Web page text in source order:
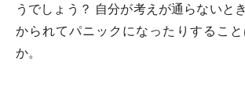
うでしょう？ 自分が考えが通らないと
かられてパニックになったりすること
か。